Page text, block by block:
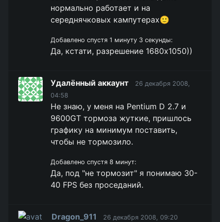
нормально работает и на
середнячковых кампутерах🙂
Добавлено спустя 1 минуту 3 секунды:
Да, кстати, разрешение 1680x1050))
Удалённый аккаунт
26 декабря 2008,
04:58
Не знаю, у меня на Pentium D 2.7 и
9600GT тормоза жуткие, пришлось
графику на минимум поставить,
чтобы не тормозило.
Добавлено спустя 8 минут:
Да, под "не тормозит" я понимаю 30-
40 FPS без проседаний.
Dragon_911 26 декабря 2008, 09:20